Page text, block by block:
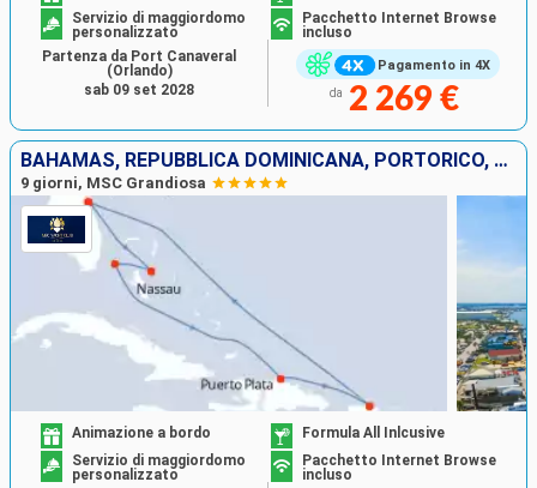
Pagamento in 4X
Servizio di maggiordomo
personalizzato
Pacchetto Internet Browse
incluso
da 2 269 €
Partenza da Port Canaveral
(Orlando)
sab 09 set 2028
BAHAMAS, REPUBBLICA DOMINICANA, PORTORICO, STATI UNITI
9 giorni, MSC Grandiosa
Animazione a bordo
Formula All Inlcusive
Servizio di maggiordomo
personalizzato
Pacchetto Internet Browse
incluso